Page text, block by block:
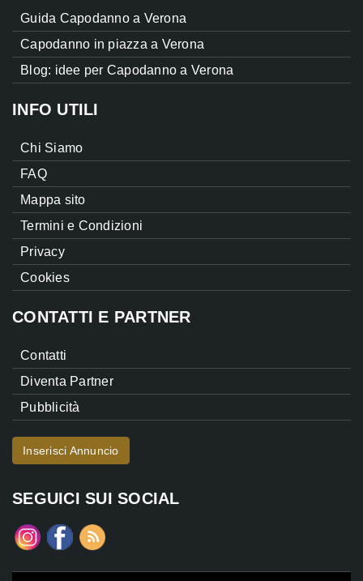
Guida Capodanno a Verona
Capodanno in piazza a Verona
Blog: idee per Capodanno a Verona
INFO UTILI
Chi Siamo
FAQ
Mappa sito
Termini e Condizioni
Privacy
Cookies
CONTATTI E PARTNER
Contatti
Diventa Partner
Pubblicità
Inserisci Annuncio
SEGUICI SUI SOCIAL